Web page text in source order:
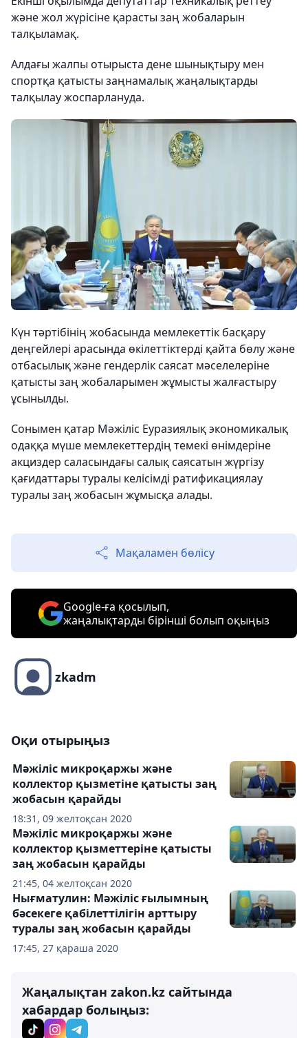
және жол жүрісіне қарасты заң жобаларын
талқыламақ.
Алдағы жалпы отырыста дене шынықтыру мен
спортқа қатысты заңнамалық жаңалықтарды
талқылау жоспарлануда.
Күн тәртібінің жобасында мемлекеттік басқару
деңгейлері арасында өкілеттіктерді қайта бөлу және
отбасылық және гендерлік саясат мәселелеріне
қатысты заң жобаларымен жұмысты жалғастыру
ұсынылды.
Сонымен қатар Мәжіліс Еуразиялық экономикалық
одаққа мүше мемлекеттердің темекі өнімдеріне
акциздер саласындағы салық саясатын жүргізу
қағидаттары туралы келісімді ратификациялау
туралы заң жобасын жұмысқа алады.
Мақаламен бөлісу
Google-ға қосылып,
жаңалықтарды бірінші болып оқыңыз
zkadm
Оқи отырыңыз
18:31, 09 желтоқсан 2020
Мәжіліс микроқаржы және
коллектор қызметіне қатысты заң
жобасын қарайды
21:45, 04 желтоқсан 2020
Мәжіліс микроқаржы және
коллектор қызметтеріне қатысты
заң жобасын қарайды
17:45, 27 қараша 2020
Нығматулин: Мәжіліс ғылымның
бәсекеге қабілеттілігін арттыру
туралы заң жобасын қарайды
Жаңалықтан zakon.kz сайтында
хабардар болыңыз: